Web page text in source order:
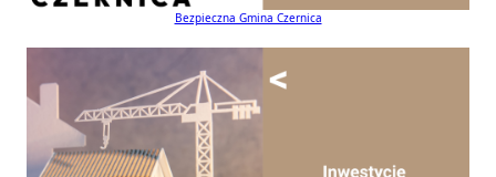
Bezpieczna Gmina Czernica